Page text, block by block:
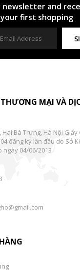
newsletter and
your first shopping
MẠI VÀ
Hai Bà Trưng, Hà Nội Giấy
đăng ký lần đầu do Sở
ngày 04/06/2013